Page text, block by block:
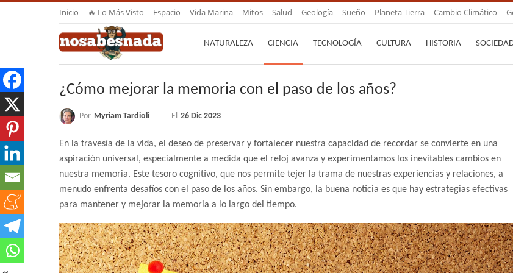
Inicio 🔥 Lo Más Visto Espacio Vida Marina Mitos Salud Geología Sueño Planeta Tierra Cambio Climático
NATURALEZA CIENCIA TECNOLOGÍA CULTURA HISTORIA
¿Cómo mejorar la memoria con el paso de los años?
Por Myriam Tardioli El 26 Dic 2023
En la travesía de la vida, el deseo de preservar y fortalecer nuestra capacidad de recordar se convierte en una
aspiración universal, especialmente a medida que el reloj avanza y experimentamos los inevitables cambios en
nuestra memoria. Este tesoro cognitivo, que nos permite tejer la trama de nuestras experiencias y relaciones, a
menudo enfrenta desafíos con el paso de los años. Sin embargo, la buena noticia es que hay estrategias efectivas
para mantener y mejorar la memoria a lo largo del tiempo.